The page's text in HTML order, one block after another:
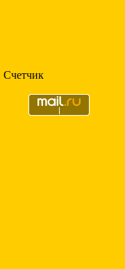
Счетчик